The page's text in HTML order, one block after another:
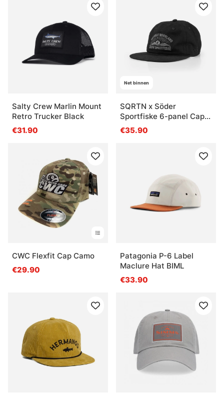
Salty Crew Marlin Mount
Retro Trucker Black
€31.90
Net binnen
SQRTN x Söder
Sportfiske 6-panel Cap,
Black
€35.90
CWC Flexfit Cap Camo
€29.90
Patagonia P-6 Label
Maclure Hat BIML
€33.90